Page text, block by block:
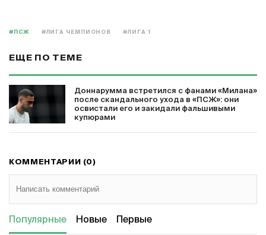
#ПСЖ #ЛИГА ЧЕМПИОНОВ #ЛИГА 1
ЕЩЕ ПО ТЕМЕ
Доннарумма встретился с фанами «Милана»
после скандального ухода в «ПСЖ»: они
освистали его и закидали фальшивыми
купюрами
КОММЕНТАРИИ (0)
Популярные Новые Первые